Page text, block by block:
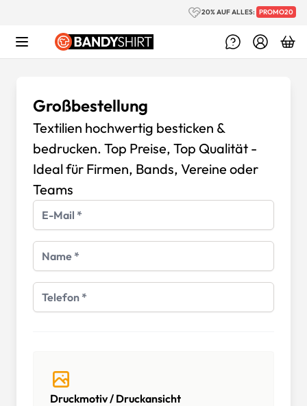
20% AUF ALLES: PROMO20
Großbestellung
Textilien hochwertig besticken &
bedrucken. Top Preise, Top Qualität -
Ideal für Firmen, Bands, Vereine oder
Teams
Druckmotiv / Druckansicht